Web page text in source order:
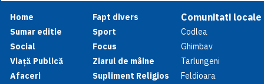
Home
Sumar editie
Social
Viață Publică
Afaceri
Fapt divers
Sport
Focus
Ziarul de mâine
Supliment Religios
Comunitati locale
Codlea
Ghimbav
Tarlungeni
Feldioara